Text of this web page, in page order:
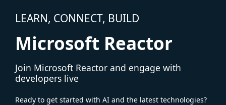
LEARN, CONNECT, BUILD
Microsoft Reactor
Join Microsoft Reactor and engage with
developers live
Ready to get started with AI and the latest technologies?